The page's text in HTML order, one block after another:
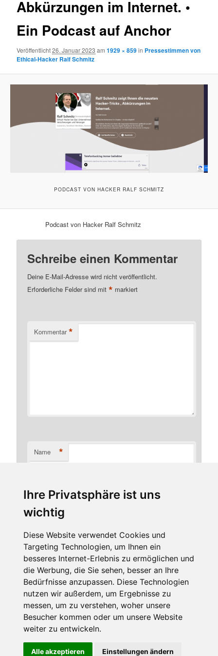
Ihre Privatsphäre ist uns
wichtig
Diese Website verwendet Cookies und
Targeting Technologien, um Ihnen ein
besseres Internet-Erlebnis zu ermöglichen und
die Werbung, die Sie sehen, besser an Ihre
Bedürfnisse anzupassen. Diese Technologien
nutzen wir außerdem, um Ergebnisse zu
messen, um zu verstehen, woher unsere
Besucher kommen oder um unsere Website
weiter zu entwickeln.
Alle akzeptieren Einstellungen ändern
Abkürzungen im Internet. •
Ein Podcast auf Anchor
Veröffentlicht26. Januar 2023 am1929 × 859in Pressestimmen von
Ethical-Hacker Ralf Schmitz
PODCAST VON HACKER RALF SCHMITZ
Podcast von Hacker Ralf Schmitz
Schreibe einen Kommentar
Deine E-Mail-Adresse wird nicht veröffentlicht.
Erforderliche Felder sind mit* markiert
Kommentar *
Name *
E-Mail-Adresse *
Website
Stolz präsentiert von WordPress